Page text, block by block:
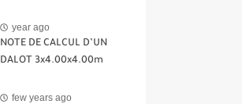
year ago
NOTE DE CALCUL D’UN
DALOT 3x4.00x4.00m
few years ago